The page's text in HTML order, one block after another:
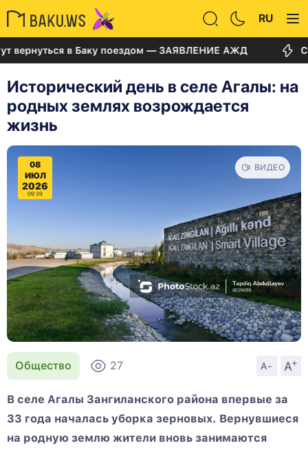
RU
в Баку поездом — ЗАЯВЛЕНИЕ АЖД Суд по
Исторический день в селе Агалы: на
родных землях возрождается
жизнь
08
ИЮЛ
2026
09:39
ВИДЕО
Общество 27 A- A
+
В селе Агалы Зангиланского района впервые за
33 года началась уборка зерновых. Вернувшиеся
на родную землю жители вновь занимаются